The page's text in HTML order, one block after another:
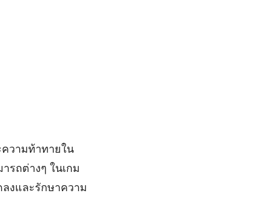
วามท้าทายใน
รถต่างๆ ในเกม
ลงและรักษาความ